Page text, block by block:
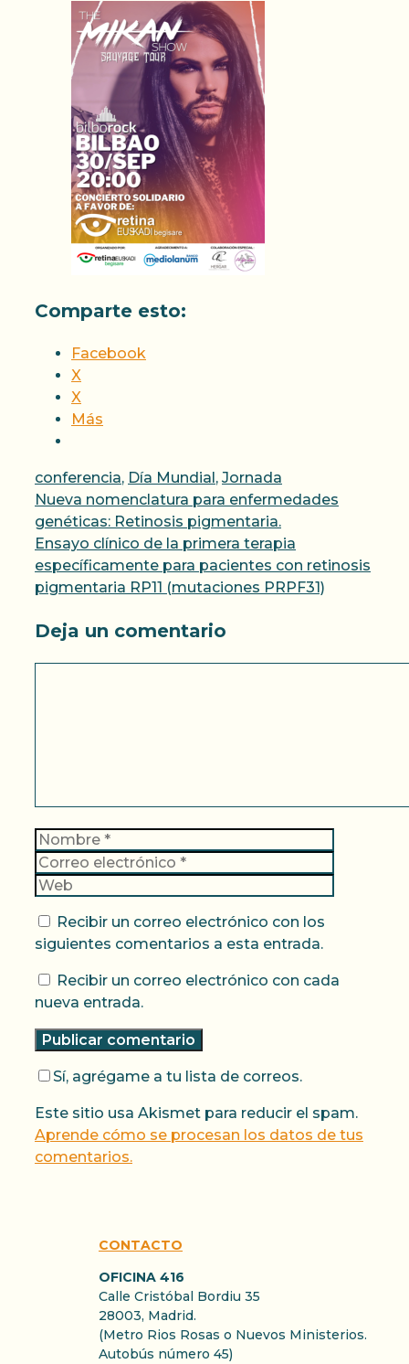
Comparte esto:
Facebook
X
X
Más
Categorías
conferencia, Día Mundial , Jornada
Nueva nomenclatura para enfermedades
genéticas: Retinosis pigmentaria.
Ensayo clínico de la primera terapia
específicamente para pacientes con retinosis
pigmentaria RP11 (mutaciones PRPF31)
Deja un comentario
Nombre
Recibir un correo electrónico con los
siguientes comentarios a esta entrada.
Recibir un correo electrónico con cada
nueva entrada.
Sí, agrégame a tu lista de correos.
Este sitio usa Akismet para reducir el spam.
Aprende cómo se procesan los datos de tus
comentarios.
CONTACTO
OFICINA 416
Calle Cristóbal Bordiu 35
28003, Madrid.
(Metro Rios Rosas o Nuevos Ministerios.
Autobús número 45)